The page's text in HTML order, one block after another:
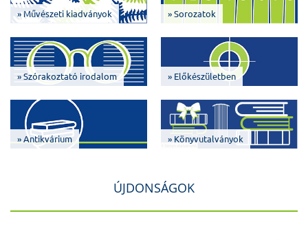
» Művészeti kiadványok » Sorozatok
» Szórakoztató irodalom » Előkészületben
» Antikvárium » Könyvutalványok
ÚJDONSÁGOK